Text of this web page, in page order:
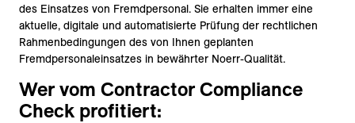
des Einsatzes von Fremdpersonal. Sie erhalten immer eine
aktuelle, digitale und automatisierte Prüfung der rechtlichen
Rahmenbedingungen des von Ihnen geplanten
Fremdpersonaleinsatzes in bewährter Noerr-Qualität.
Wer vom Contractor Compliance
Check profitiert: